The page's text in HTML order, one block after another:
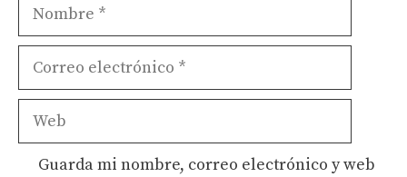
Correo
Web
Guarda mi nombre, correo electrónico y web